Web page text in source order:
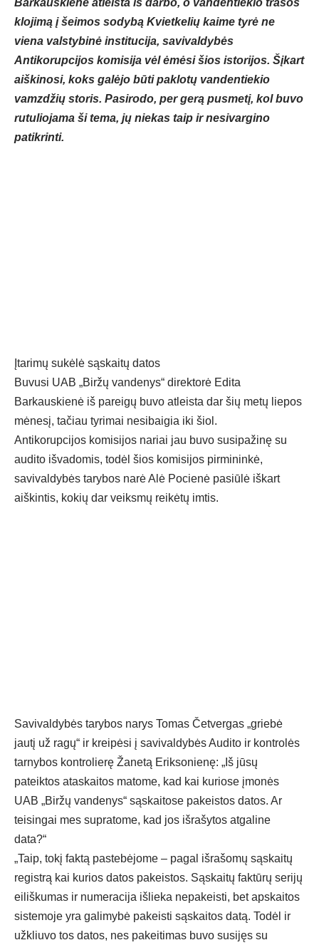
Barkauskienė atleista iš darbo, o vandentiekio trasos
klojimą į šeimos sodybą Kvietkelių kaime tyrė ne
viena valstybinė institucija, savivaldybės
Antikorupcijos komisija vėl ėmėsi šios istorijos. Šįkart
aiškinosi, koks galėjo būti paklotų vandentiekio
vamzdžių storis. Pasirodo, per gerą pusmetį, kol buvo
rutuliojama ši tema, jų niekas taip ir nesivargino
patikrinti.
Įtarimų sukėlė sąskaitų datos
Buvusi UAB „Biržų vandenys“ direktorė Edita
Barkauskienė iš pareigų buvo atleista dar šių metų liepos
mėnesį, tačiau tyrimai nesibaigia iki šiol.
Antikorupcijos komisijos nariai jau buvo susipažinę su
audito išvadomis, todėl šios komisijos pirmininkė,
savivaldybės tarybos narė Alė Pocienė pasiūlė iškart
aiškintis, kokių dar veiksmų reikėtų imtis.
Savivaldybės tarybos narys Tomas Četvergas „griebė
jautį už ragų“ ir kreipėsi į savivaldybės Audito ir kontrolės
tarnybos kontrolierę Žanetą Eriksonienę: „Iš jūsų
pateiktos ataskaitos matome, kad kai kuriose įmonės
UAB „Biržų vandenys“ sąskaitose pakeistos datos. Ar
teisingai mes supratome, kad jos išrašytos atgaline
data?“
„Taip, tokį faktą pastebėjome – pagal išrašomų sąskaitų
registrą kai kurios datos pakeistos. Sąskaitų faktūrų serijų
eiliškumas ir numeracija išlieka nepakeisti, bet apskaitos
sistemoje yra galimybė pakeisti sąskaitos datą. Todėl ir
užkliuvo tos datos, nes pakeitimas buvo susijęs su